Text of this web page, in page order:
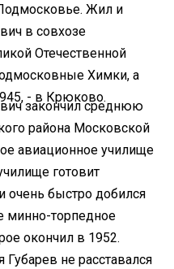
Жил и
в совхозе
Отечественной
Химки, а
- в Крюково.
закончил среднюю
района Московской
авиационное училище
готовит
очень быстро добился
минно-торпедное
окончил в 1952.
не расставался